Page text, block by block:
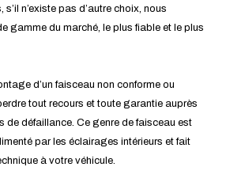
n’existe pas d’autre choix, nous
gamme du marché, le plus fiable et le plus
d’un faisceau non conforme ou
tout recours et toute garantie auprès
de défaillance. Ce genre de faisceau est
par les éclairages intérieurs et fait
à votre véhicule.